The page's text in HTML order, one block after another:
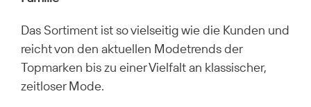
Das Sortiment ist so vielseitig wie die Kunden und
reicht von den aktuellen Modetrends der
Topmarken bis zu einer Vielfalt an klassischer,
zeitloser Mode.